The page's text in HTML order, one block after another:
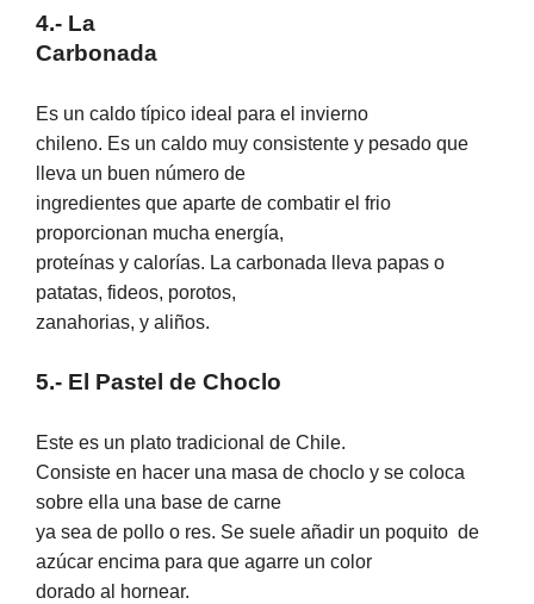
4.- La
Carbonada
Es un caldo típico ideal para el invierno
chileno. Es un caldo muy consistente y pesado que
lleva un buen número de
ingredientes que aparte de combatir el frio
proporcionan mucha energía,
proteínas y calorías. La carbonada lleva papas o
patatas, fideos, porotos,
zanahorias, y aliños.
5.- El Pastel de Choclo
Este es un plato tradicional de Chile.
Consiste en hacer una masa de choclo y se coloca
sobre ella una base de carne
ya sea de pollo o res. Se suele añadir un poquito de
azúcar encima para que agarre un color
dorado al hornear.